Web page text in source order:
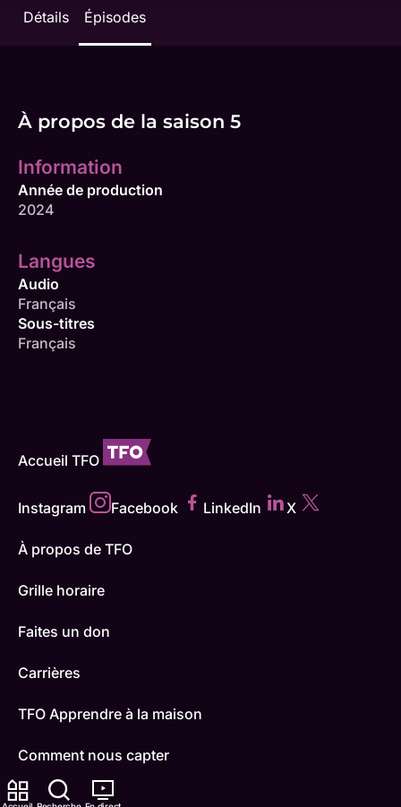
Détails Épisodes
À propos de la saison 5
Information
Année de production
2024
Langues
Audio
Français
Sous-titres
Français
Accueil TFO
Instagram Facebook LinkedIn X
À propos de TFO
Grille horaire
Faites un don
Carrières
TFO Apprendre à la maison
Comment nous capter
Contactez-nous